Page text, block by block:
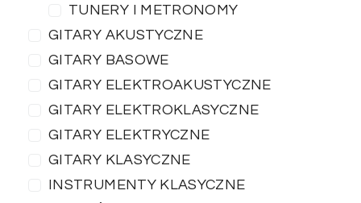
TUNERY I METRONOMY
GITARY AKUSTYCZNE
GITARY BASOWE
GITARY ELEKTROAKUSTYCZNE
GITARY ELEKTROKLASYCZNE
GITARY ELEKTRYCZNE
GITARY KLASYCZNE
INSTRUMENTY KLASYCZNE